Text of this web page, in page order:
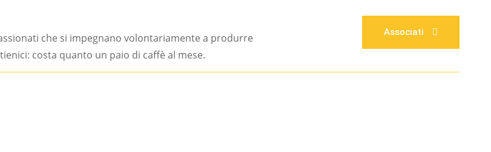
che si impegnano volontariamente a produrre
costa quanto un paio di caffè al mese.
Associati